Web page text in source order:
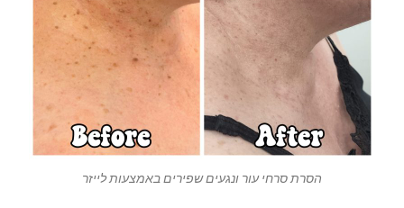
הסרת סרחי עור ונגעים שפירים באמצעות לייזר